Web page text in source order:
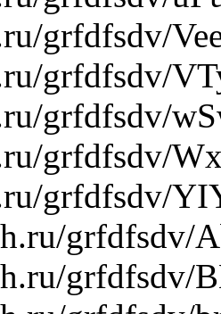
grfdfsdv/
grfdfsdv/
grfdfsdv/
grfdfsdv/
grfdfsdv/
grfdfsdv/
grfdfsdv/